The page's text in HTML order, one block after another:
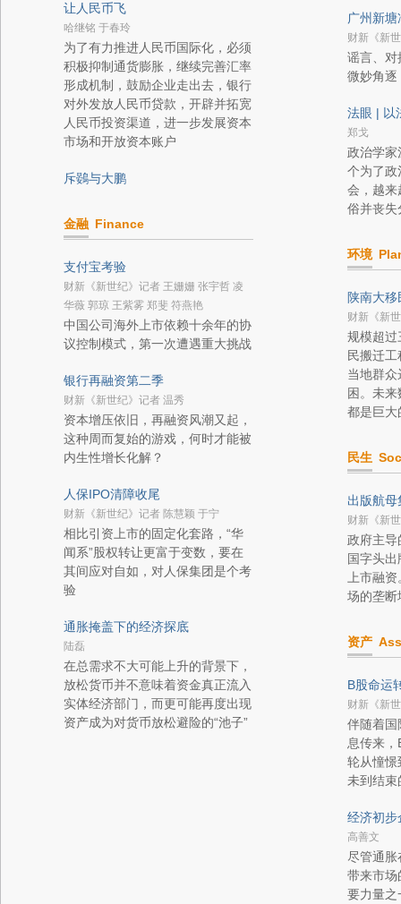
让人民币飞
哈继铭 于春玲
为了有力推进人民币国际化，必须
积极抑制通货膨胀，继续完善汇率
形成机制，鼓励企业走出去，银行
对外发放人民币贷款，开辟并拓宽
人民币投资渠道，进一步发展资本
市场和开放资本账户
斥鷃与大鹏
金融 Finance
支付宝考验
财新《新世纪》记者 王姗姗 张宇哲 凌
华薇 郭琼 王紫雾 郑斐 符燕艳
中国公司海外上市依赖十余年的协
议控制模式，第一次遭遇重大挑战
银行再融资第二季
财新《新世纪》记者 温秀
资本增压依旧，再融资风潮又起，
这种周而复始的游戏，何时才能被
内生性增长化解？
人保IPO清障收尾
财新《新世纪》记者 陈慧颖 于宁
相比引资上市的固定化套路，“华
闻系”股权转让更富于变数，要在
其间应对自如，对人保集团是个考
验
通胀掩盖下的经济探底
陆磊
在总需求不大可能上升的背景下，
放松货币并不意味着资金真正流入
实体经济部门，而更可能再度出现
资产成为对货币放松避险的“池子”
广州新
财新《新
谣言、对
微妙角逐
法眼 | 以
郑戈
政治学家
个为了政
会，越来
俗并丧失
环境
陕南大
财新《新
规模超过
民搬迁
当地群
困。未
都是巨大
民生
出版航母
财新《新
政府主导
国字头
上市融
场的垄断
资产
B股命运
财新《新
伴随着国
息传来
轮从憧憬
未到结束
经济初步
高善文
尽管通
带来市场
要力量之